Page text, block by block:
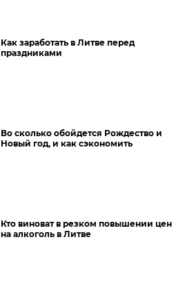
Как заработать в Литве перед
праздниками
Во сколько обойдется Рождество и
Новый год, и как сэкономить
Кто виноват в резком повышении цен
на алкоголь в Литве